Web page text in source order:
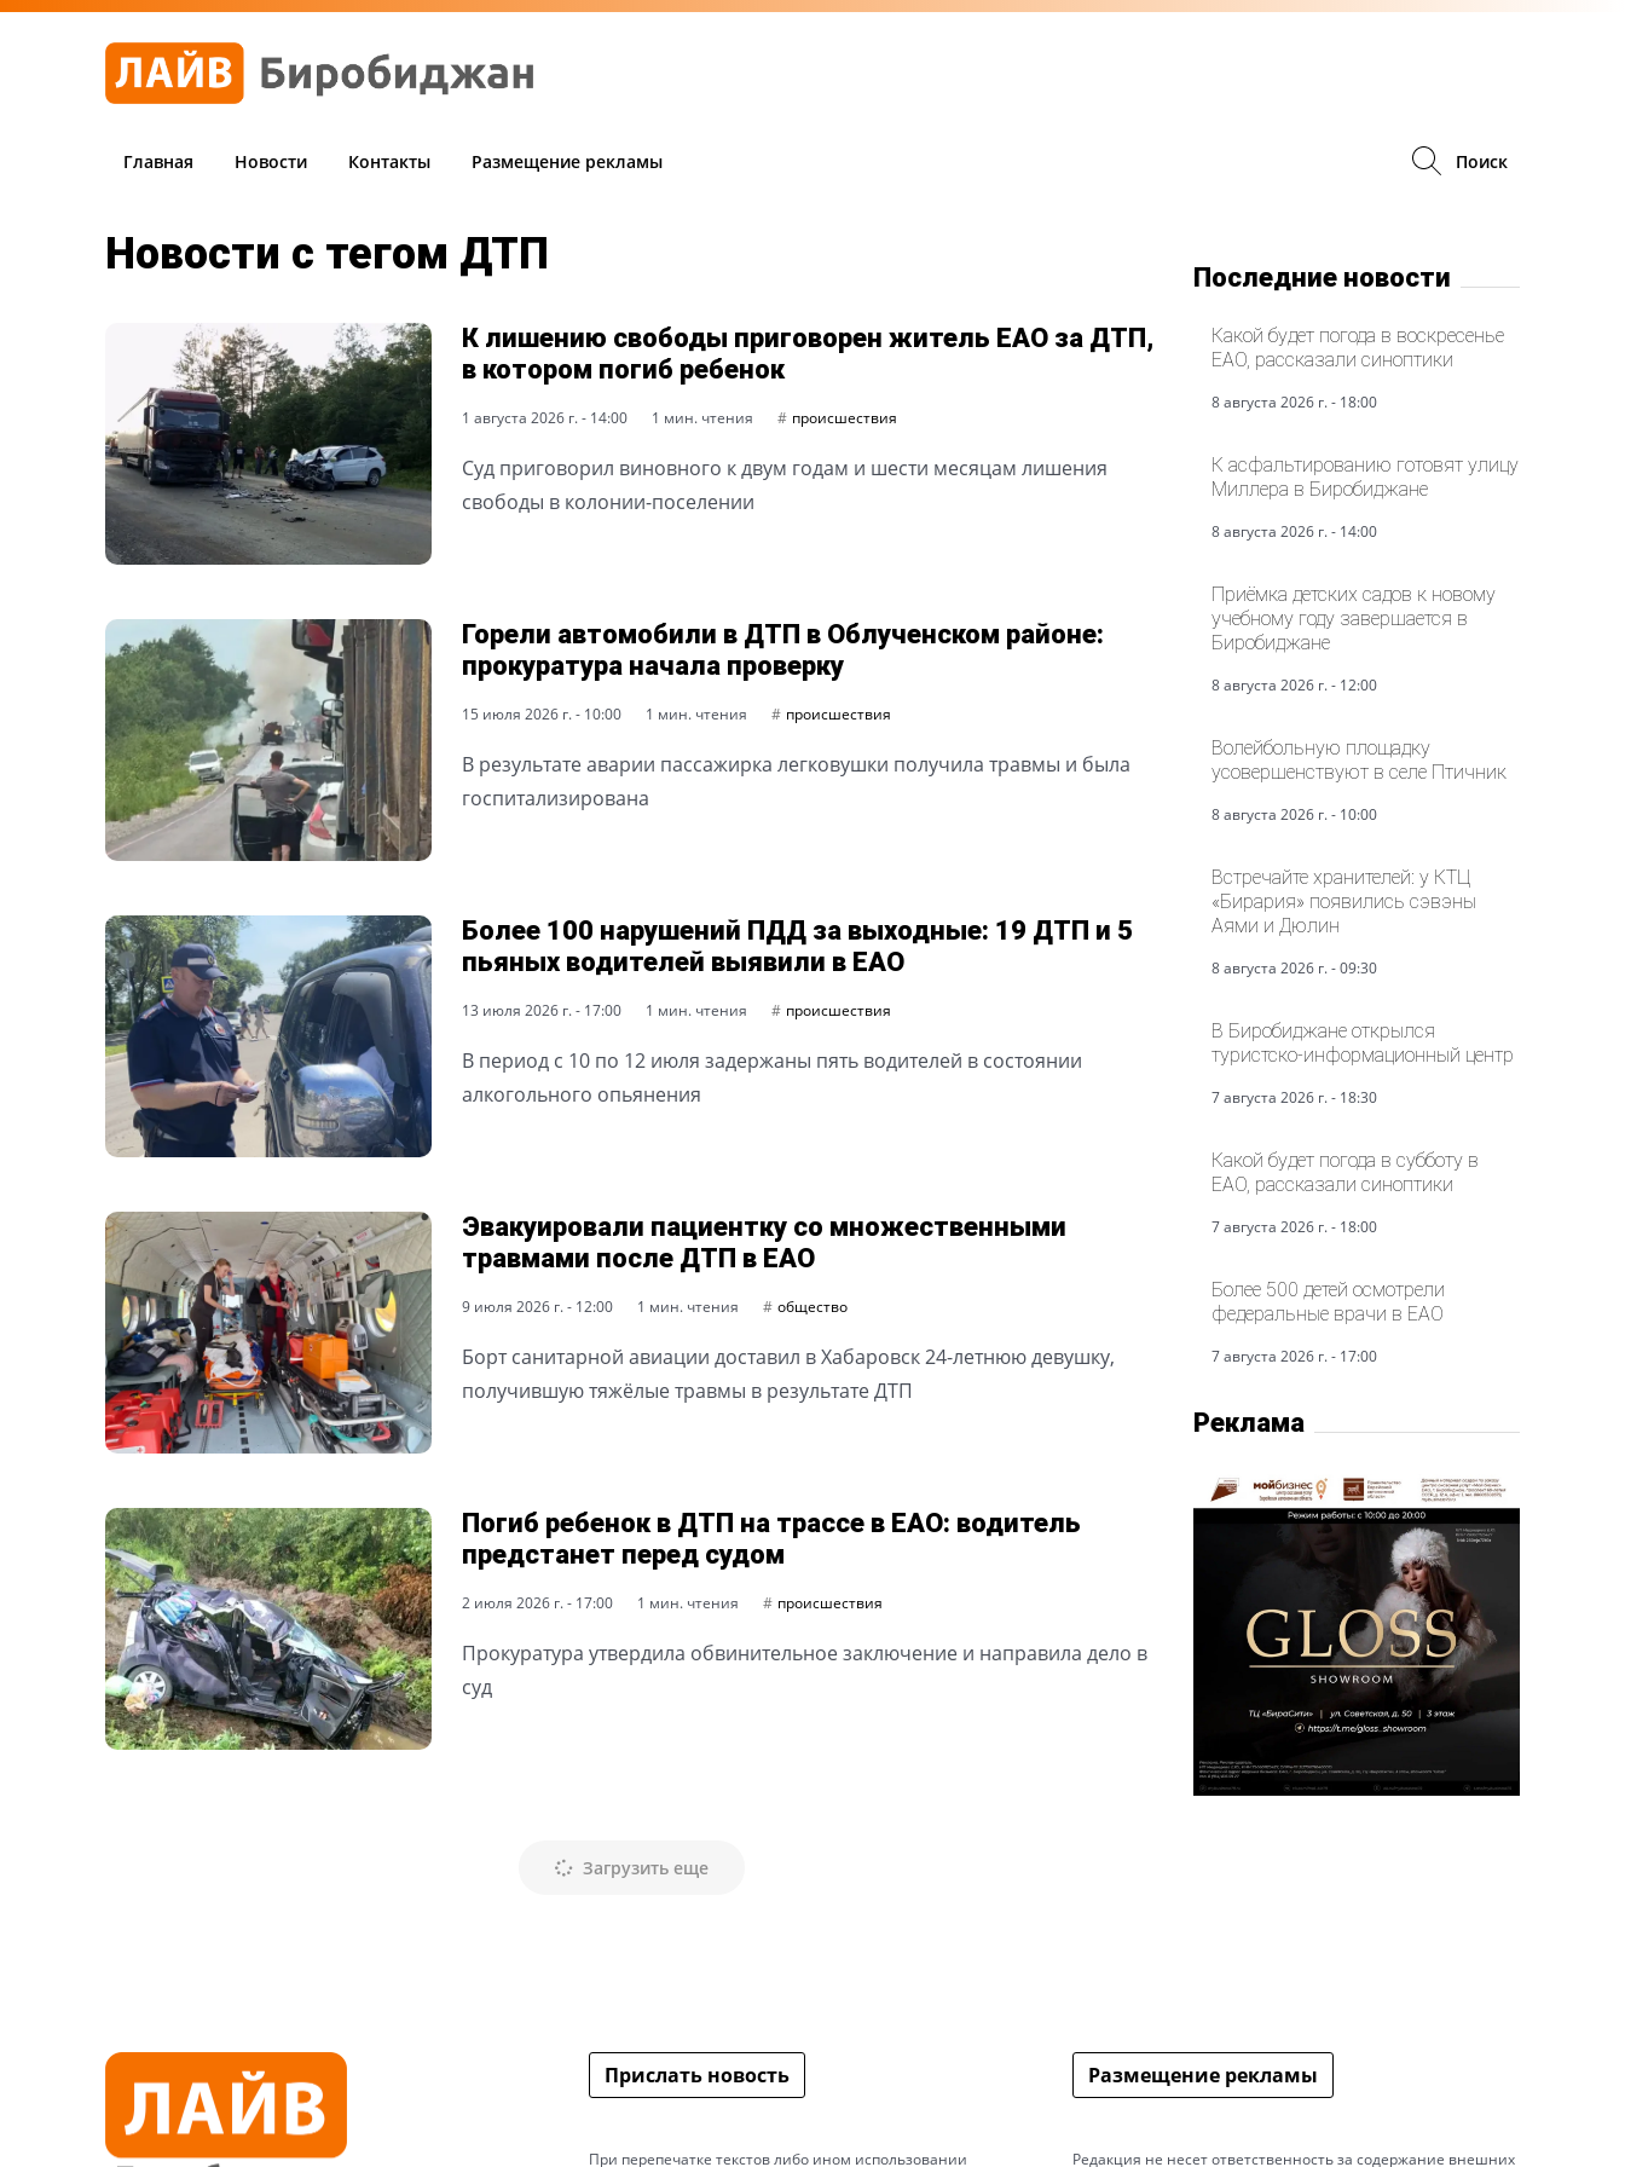
Главная Новости Контакты Размещение рекламы Поиск
Новости с тегом ДТП
К лишению свободы приговорен житель ЕАО за ДТП,
в котором погиб ребенок
1 августа 2026 г. - 14:00 1 мин. чтения происшествия
Суд приговорил виновного к двум годам и шести месяцам лишения
свободы в колонии-поселении
Горели автомобили в ДТП в Облученском районе:
прокуратура начала проверку
15 июля 2026 г. - 10:00 1 мин. чтения происшествия
В результате аварии пассажирка легковушки получила травмы и была
госпитализирована
Более 100 нарушений ПДД за выходные: 19 ДТП и 5
пьяных водителей выявили в ЕАО
13 июля 2026 г. - 17:00 1 мин. чтения происшествия
В период с 10 по 12 июля задержаны пять водителей в состоянии
алкогольного опьянения
Эвакуировали пациентку со множественными
травмами после ДТП в ЕАО
9 июля 2026 г. - 12:00 1 мин. чтения общество
Борт санитарной авиации доставил в Хабаровск 24-летнюю девушку,
получившую тяжёлые травмы в результате ДТП
Погиб ребенок в ДТП на трассе в ЕАО: водитель
предстанет перед судом
2 июля 2026 г. - 17:00 1 мин. чтения происшествия
Прокуратура утвердила обвинительное заключение и направила дело в
суд
Загрузить еще
Последние новости
Какой будет погода в воскресенье
ЕАО, рассказали синоптики
8 августа 2026 г. - 18:00
К асфальтированию готовят улицу
Миллера в Биробиджане
8 августа 2026 г. - 14:00
Приёмка детских садов к новому
учебному году завершается в
Биробиджане
8 августа 2026 г. - 12:00
Волейбольную площадку
усовершенствуют в селе Птичник
8 августа 2026 г. - 10:00
Встречайте хранителей: у КТЦ
«Бирария» появились сэвэны
Аями и Дюлин
8 августа 2026 г. - 09:30
В Биробиджане открылся
туристско-информационный центр
7 августа 2026 г. - 18:30
Какой будет погода в субботу в
ЕАО, рассказали синоптики
7 августа 2026 г. - 18:00
Более 500 детей осмотрели
федеральные врачи в ЕАО
7 августа 2026 г. - 17:00
Реклама
Прислать новость
При перепечатке текстов либо ином использовании
Размещение рекламы
Редакция не несет ответственность за содержание внешних